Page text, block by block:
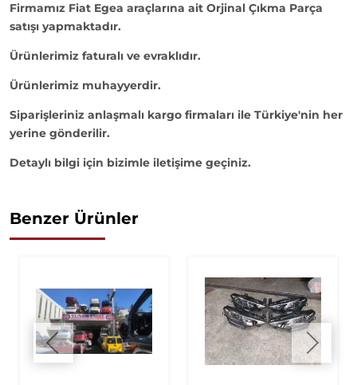
Firmamız Fiat Egea araçlarına ait Orjinal Çıkma Parça
satışı yapmaktadır.
Ürünlerimiz faturalı ve evraklıdır.
Ürünlerimiz muhayyerdir.
Siparişleriniz anlaşmalı kargo firmaları ile Türkiye'nin her
yerine gönderilir.
Detaylı bilgi için bizimle iletişime geçiniz.
Benzer Ürünler